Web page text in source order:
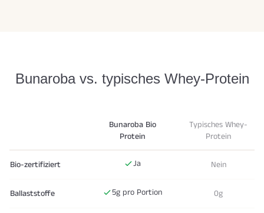
Bunaroba vs. typisches Whey-Protein
Bunaroba Bio
Protein
Typisches Whey-
Protein
Bio-zertifiziert Ja Nein
Ballaststoffe 5g pro Portion 0g